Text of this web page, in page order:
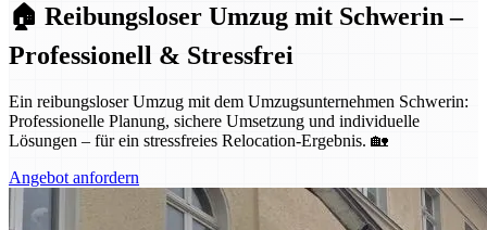
🏠 Reibungsloser Umzug mit Schwerin –
Professionell & Stressfrei
Ein reibungsloser Umzug mit dem Umzugsunternehmen Schwerin:
Professionelle Planung, sichere Umsetzung und individuelle
Lösungen – für ein stressfreies Relocation-Ergebnis. 🏡
Angebot anfordern